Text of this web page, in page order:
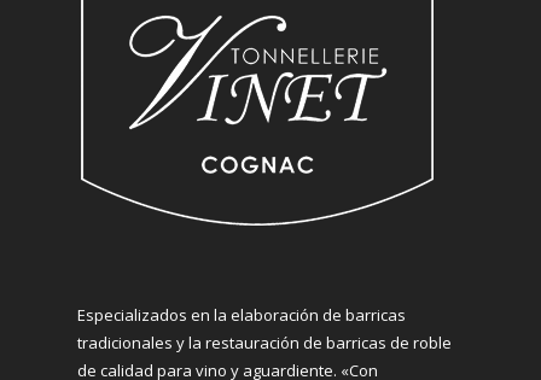
Especializados en la elaboración de barricas
tradicionales y la restauración de barricas de roble
de calidad para vino y aguardiente. «Con